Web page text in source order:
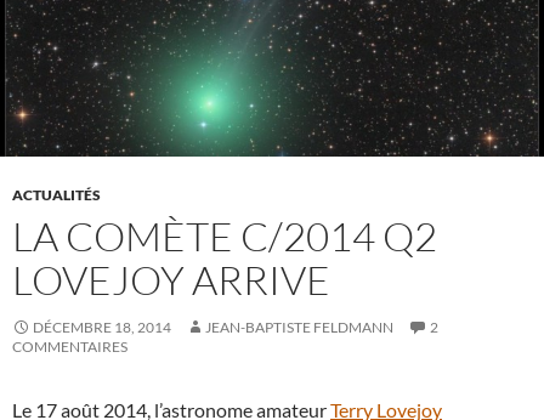
ACTUALITÉS
LA COMÈTE C/2014 Q2
LOVEJOY ARRIVE
DÉCEMBRE 18, 2014 JEAN-BAPTISTE FELDMANN
2
COMMENTAIRES
Le 17 août 2014, l’astronome amateurTerry Lovejoy